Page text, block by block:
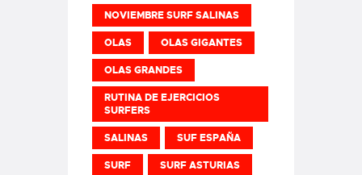
NOVIEMBRE SURF SALINAS
OLAS OLAS GIGANTES
OLAS GRANDES
RUTINA DE EJERCICIOS
SURFERS
SALINAS SUF ESPAÑA
SURF SURF ASTURIAS